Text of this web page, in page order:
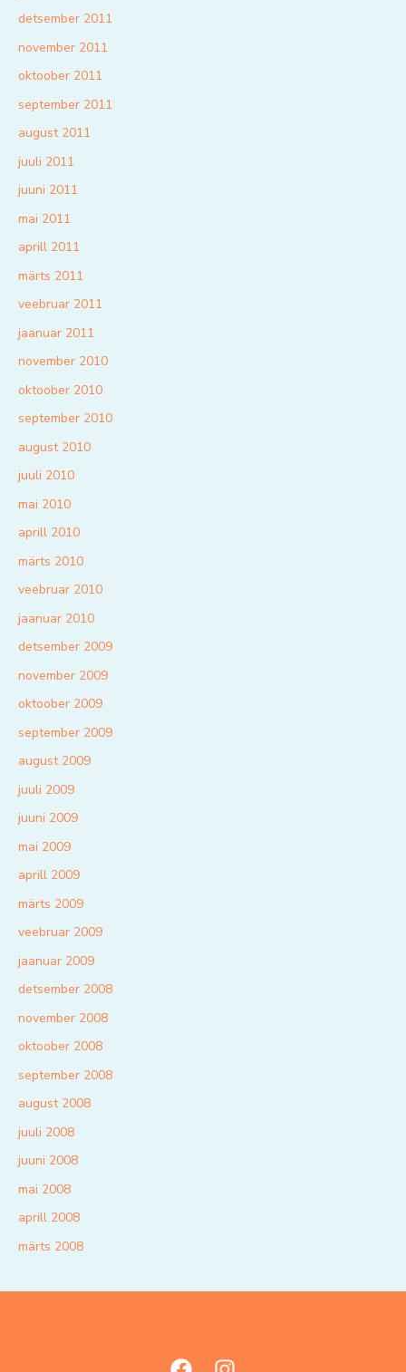
detsember 2011
november 2011
oktoober 2011
september 2011
august 2011
juuli 2011
juuni 2011
mai 2011
aprill 2011
märts 2011
veebruar 2011
jaanuar 2011
november 2010
oktoober 2010
september 2010
august 2010
juuli 2010
mai 2010
aprill 2010
märts 2010
veebruar 2010
jaanuar 2010
detsember 2009
november 2009
oktoober 2009
september 2009
august 2009
juuli 2009
juuni 2009
mai 2009
aprill 2009
märts 2009
veebruar 2009
jaanuar 2009
detsember 2008
november 2008
oktoober 2008
september 2008
august 2008
juuli 2008
juuni 2008
mai 2008
aprill 2008
märts 2008